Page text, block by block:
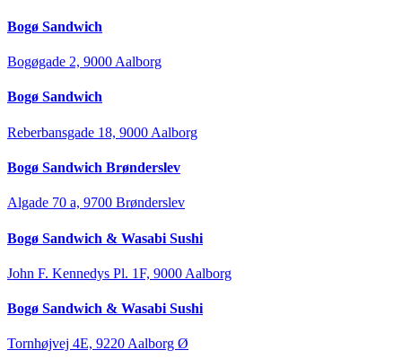
Bogø Sandwich
Bogøgade 2, 9000 Aalborg
Bogø Sandwich
Reberbansgade 18, 9000 Aalborg
Bogø Sandwich Brønderslev
Algade 70 a, 9700 Brønderslev
Bogø Sandwich & Wasabi Sushi
John F. Kennedys Pl. 1F, 9000 Aalborg
Bogø Sandwich & Wasabi Sushi
Tornhøjvej 4E, 9220 Aalborg Ø